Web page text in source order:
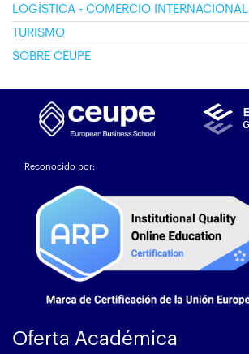
LOGÍSTICA - COMERCIO INTERNACIONAL
TURISMO
SOBRE CEUPE
Reconocido por:
Oferta Académica